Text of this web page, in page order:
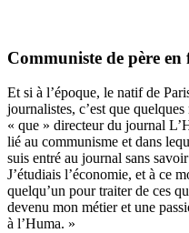
Communiste de père en
Et si à l’époque, le natif de
journalistes, c’est que
« que » directeur du journal
lié au communisme et dans
suis entré au journal sans
J’étudiais l’économie, et à ce
quelqu’un pour traiter de ces
devenu mon métier et une
à l’Huma. »